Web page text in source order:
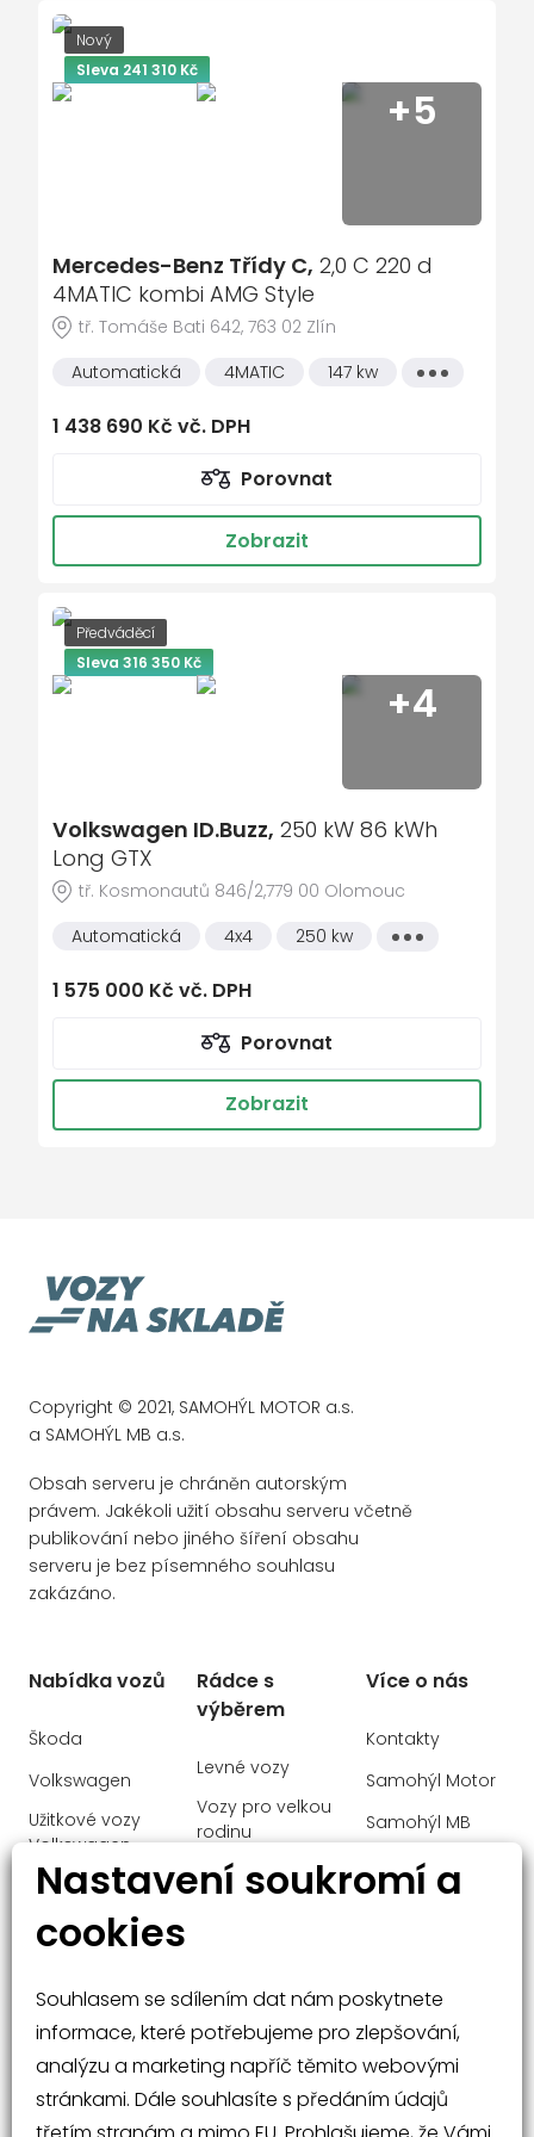
El. nastavitelná př. sedadla
Detekce cestujících vzadu
dálkově ovládané centrální zamykání
ASR - protiprokluzový systém
dešťový senzor
multifunkční volant
metalický lak
senzor světel
sportovní paket
bezklíčové odemykání
kontrola tlaku v pneu
sportovní sedadla
dělená zadní sedadla
sound systém s více reproduktory
Parkovací asistent
Adaptivní tempomat
Asistent rozjezdu do kopce
Vyhřívané trysky ostřikovače čel. okna
Řazení na volantu
jízdním pruhu
blind spot detect - kontrola mrtvého úhlu
parkovací kamera
USB
LED hlavní světlomety
Area View 360 degree
ALU kola
MATRIX LED světlomety
Tažné zařízení sklopné
Virtuální pedál
Klimatizace automatická vícezónová
mobilního telefonu
Digitální přístrojový štít
ISOFIX na sedadle spolujezdce
Asistent vyparkování
Asistent jízdy s přívěsem
Nový
Sleva 241 310 Kč
+5
Mercedes-Benz Třídy C, 2,0 C 220 d
4MATIC kombi AMG Style
tř. Tomáše Bati 642, 763 02 Zlín
Automatická
4MATIC 147 kw
Všechny
1 438 690 Kč vč. DPH
Porovnat
Zobrazit
Předváděcí
Sleva 316 350 Kč
+4
Volkswagen ID.Buzz, 250 kW 86 kWh
Long GTX
tř. Kosmonautů 846/2,779 00 Olomouc
Automatická
4x4 250 kw
Všechny
1 575 000 Kč vč. DPH
Porovnat
Zobrazit
Copyright © 2021, SAMOHÝL MOTOR a.s.
a SAMOHÝL MB a.s.
Obsah serveru je chráněn autorským
právem. Jakékoli užití obsahu serveru včetně
publikování nebo jiného šíření obsahu
serveru je bez písemného souhlasu
zakázáno.
Nabídka vozů
Škoda
Volkswagen
Užitkové vozy
Volkswagen
Audi
Mercedes-Benz
Rádce s
výběrem
Levné vozy
Vozy pro velkou
rodinu
Manažerské
vozy
SUV
Více o nás
Kontakty
Samohýl Motor
Samohýl MB
Ochrana
osobních údajů
Nastavení soukromí a
cookies
Souhlasem se sdílením dat nám poskytnete
informace, které potřebujeme pro zlepšování,
analýzu a marketing napříč těmito webovými
stránkami. Dále souhlasíte s předáním údajů